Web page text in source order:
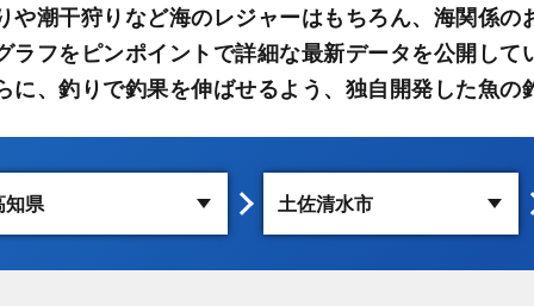
や潮干狩りなど海のレジャーはもちろん、海関係
ラフをピンポイントで詳細な最新データを公開し
に、釣りで釣果を伸ばせるよう、独自開発した魚